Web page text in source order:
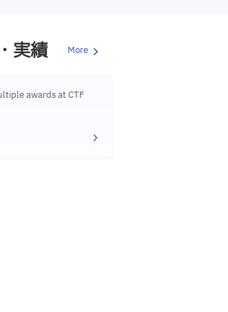
実績 More
awards at CTF